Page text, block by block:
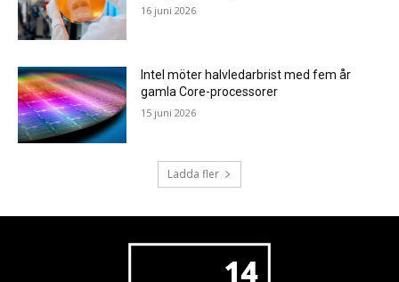
16 juni 2026
Intel möter halvledarbrist med fem år
gamla Core-processorer
15 juni 2026
Ladda fler